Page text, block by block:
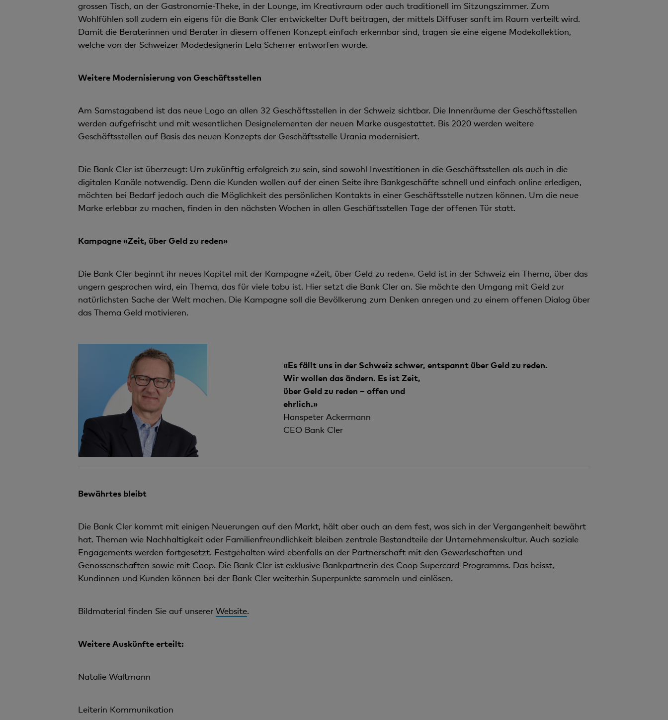
grossen Tisch, an der Gastronomie-Theke, in der Lounge, im Kreativraum oder auch traditionell im Sitzungszimmer. Zum
Wohlfühlen soll zudem ein eigens für die Bank Cler entwickelter Duft beitragen, der mittels Diffuser sanft im Raum verteilt wird.
Damit die Beraterinnen und Berater in diesem offenen Konzept einfach erkennbar sind, tragen sie eine eigene Modekollektion,
welche von der Schweizer Modedesignerin Lela Scherrer entworfen wurde.
Weitere Modernisierung von Geschäftsstellen
Am Samstagabend ist das neue Logo an allen 32 Geschäftsstellen in der Schweiz sichtbar. Die Innenräume der Geschäftsstellen
werden aufgefrischt und mit wesentlichen Designelementen der neuen Marke ausgestattet. Bis 2020 werden weitere
Geschäftsstellen auf Basis des neuen Konzepts der Geschäftsstelle Urania modernisiert.
Die Bank Cler ist überzeugt: Um zukünftig erfolgreich zu sein, sind sowohl Investitionen in die Geschäftsstellen als auch in die
digitalen Kanäle notwendig. Denn die Kunden wollen auf der einen Seite ihre Bankgeschäfte schnell und einfach online erledigen,
möchten bei Bedarf jedoch auch die Möglichkeit des persönlichen Kontakts in einer Geschäftsstelle nutzen können. Um die neue
Marke erlebbar zu machen, finden in den nächsten Wochen in allen Geschäftsstellen Tage der offenen Tür statt.
Kampagne «Zeit, über Geld zu reden»
Die Bank Cler beginnt ihr neues Kapitel mit der Kampagne «Zeit, über Geld zu reden». Geld ist in der Schweiz ein Thema, über das
ungern gesprochen wird, ein Thema, das für viele tabu ist. Hier setzt die Bank Cler an. Sie möchte den Umgang mit Geld zur
natürlichsten Sache der Welt machen. Die Kampagne soll die Bevölkerung zum Denken anregen und zu einem offenen Dialog über
das Thema Geld motivieren.
«Es fällt uns in der Schweiz schwer, entspannt über Geld zu reden.
Wir wollen das ändern. Es ist Zeit,
über Geld zu reden – offen und
ehrlich.»
Hanspeter Ackermann
CEO Bank Cler
Bewährtes bleibt
Die Bank Cler kommt mit einigen Neuerungen auf den Markt, hält aber auch an dem fest, was sich in der Vergangenheit bewährt
hat. Themen wie Nachhaltigkeit oder Familienfreundlichkeit bleiben zentrale Bestandteile der Unternehmenskultur. Auch soziale
Engagements werden fortgesetzt. Festgehalten wird ebenfalls an der Partnerschaft mit den Gewerkschaften und
Genossenschaften sowie mit Coop. Die Bank Cler ist exklusive Bankpartnerin des Coop Supercard-Programms. Das heisst,
Kundinnen und Kunden können bei der Bank Cler weiterhin Superpunkte sammeln und einlösen.
Bildmaterial finden Sie auf unserer Website.
Weitere Auskünfte erteilt:
Natalie Waltmann
Leiterin Kommunikation